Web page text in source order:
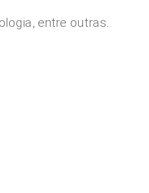
entre outras.